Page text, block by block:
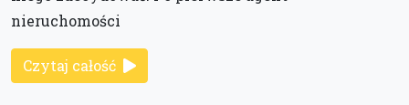
nieruchomości
Czytaj całość